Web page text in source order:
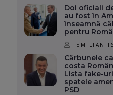
Doi oficiali
au fost în
înseamnă
pentru
EMILIAN
Cărbunele
costa
Lista fake-
spatele
PSD